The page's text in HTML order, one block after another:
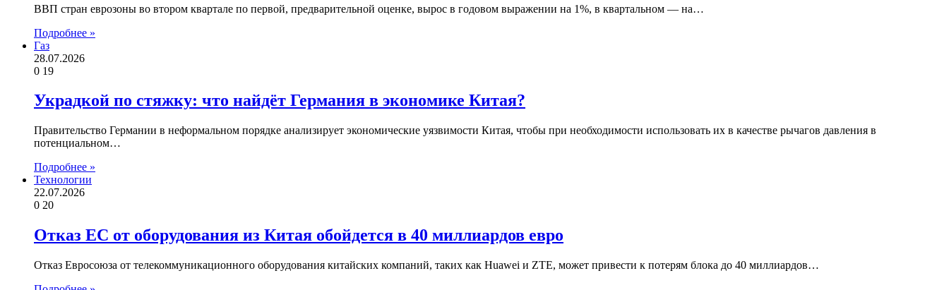
ВВП стран еврозоны во втором квартале по первой, предварительной оценке, вырос в годовом выражении на 1%, в квартальном — на…
Подробнее »
Газ
28.07.2026
0 19
Украдкой по стяжку: что найдёт Германия в экономике Китая?
Правительство Германии в неформальном порядке анализирует экономические уязвимости Китая, чтобы при необходимости использовать их в качестве рычагов давления в
потенциальном…
Подробнее »
Технологии
22.07.2026
0 20
Отказ ЕС от оборудования из Китая обойдется в 40 миллиардов евро
Отказ Евросоюза от телекоммуникационного оборудования китайских компаний, таких как Huawei и ZTE, может привести к потерям блока до 40 миллиардов…